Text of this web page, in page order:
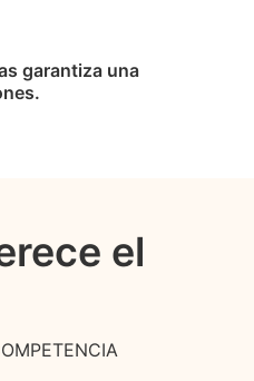
garantiza una
el